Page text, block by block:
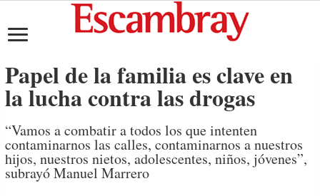
Papel de la familia es clave en
la lucha contra las drogas
“Vamos a combatir a todos los que intenten
contaminarnos las calles, contaminarnos a nuestros
hijos, nuestros nietos, adolescentes, niños, jóvenes”,
subrayó Manuel Marrero